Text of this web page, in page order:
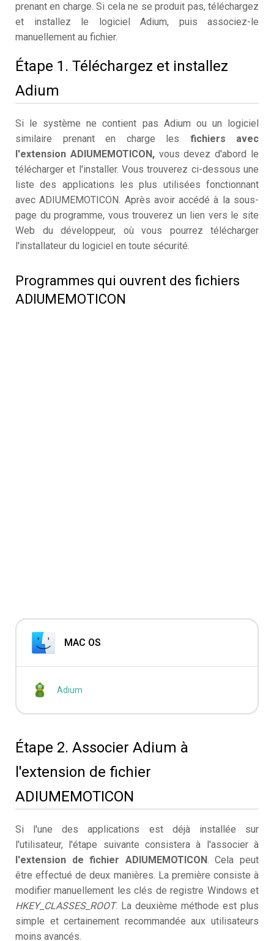
prenant en charge. Si cela ne se produit pas, téléchargez
et installez le logiciel Adium, puis associez-le
manuellement au fichier.
Étape 1. Téléchargez et installez
Adium
Si le système ne contient pas Adium ou un logiciel
similaire prenant en charge les fichiers avec
l'extension ADIUMEMOTICON,vous devez d'abord le
télécharger et l'installer. Vous trouverez ci-dessous une
liste des applications les plus utilisées fonctionnant
avec ADIUMEMOTICON. Après avoir accédé à la sous-
page du programme, vous trouverez un lien vers le site
Web du développeur, où vous pourrez télécharger
l'installateur du logiciel en toute sécurité.
Programmes qui ouvrent des fichiers
ADIUMEMOTICON
MAC OS
Adium
Étape 2. Associer Adium à
l'extension de fichier
ADIUMEMOTICON
Si l'une des applications est déjà installée sur
l'utilisateur, l'étape suivante consistera à l'associer à
l'extension de fichier ADIUMEMOTICON. Cela peut
être effectué de deux manières. La première consiste à
modifier manuellement les clés de registre Windows et
HKEY_CLASSES_ROOT. La deuxième méthode est plus
simple et certainement recommandée aux utilisateurs
moins avancés.